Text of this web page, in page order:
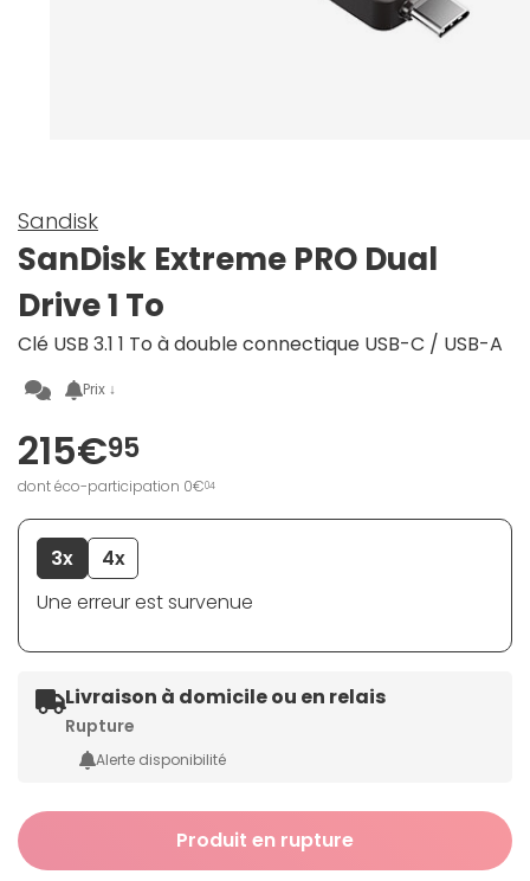
Sandisk
SanDisk Extreme PRO Dual
Drive 1 To
Clé USB 3.1 1 To à double connectique USB-C / USB-A
Prix ↓
215€95
dont éco-participation 0€04
3x
4x
Une erreur est survenue
Livraison à domicile ou en relais
Rupture
Alerte disponibilité
Produit en rupture